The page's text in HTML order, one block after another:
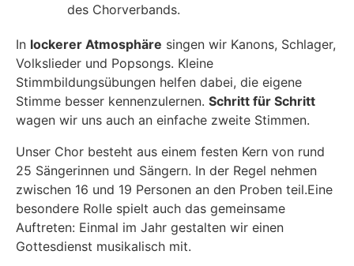
des Chorverbands.
In lockerer Atmosphäre singen wir Kanons, Schlager,
Volkslieder und Popsongs. Kleine
Stimmbildungsübungen helfen dabei, die eigene
Stimme besser kennenzulernen. Schritt für Schritt
wagen wir uns auch an einfache zweite Stimmen.
Unser Chor besteht aus einem festen Kern von rund
25 Sängerinnen und Sängern. In der Regel nehmen
zwischen 16 und 19 Personen an den Proben teil.Eine
besondere Rolle spielt auch das gemeinsame
Auftreten: Einmal im Jahr gestalten wir einen
Gottesdienst musikalisch mit.